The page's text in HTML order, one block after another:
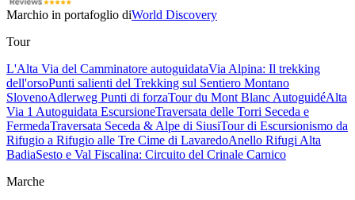
Marchio in portafoglio diWorld Discovery
Tour
L'Alta Via del Camminatore autoguidataVia Alpina: Il trekking
dell'orsoPunti salienti del Trekking sul Sentiero Montano
SlovenoAdlerweg Punti di forzaTour du Mont Blanc AutoguidéAlta
Via 1 Autoguidata EscursioneTraversata delle Torri Seceda e
FermedaTraversata Seceda & Alpe di SiusiTour di Escursionismo da
Rifugio a Rifugio alle Tre Cime di LavaredoAnello Rifugi Alta
BadiaSesto e Val Fiscalina: Circuito del Crinale Carnico
Marche